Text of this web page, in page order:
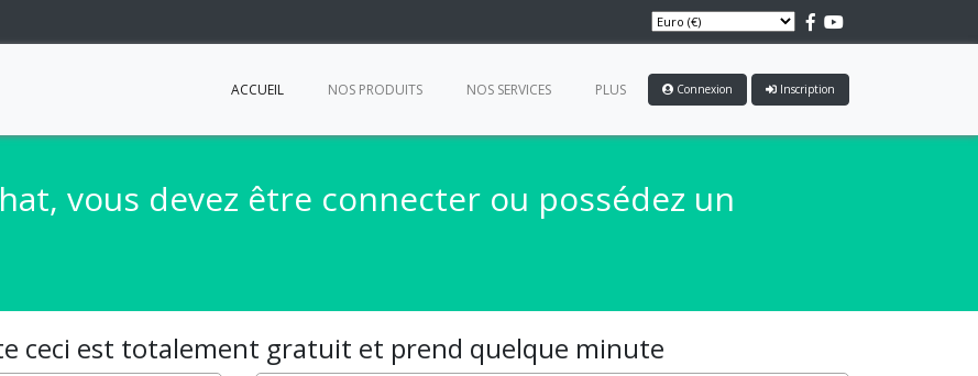
ACCUEIL NOS PRODUITS NOS SERVICES PLUS Connexion Inscription
vous devez être connecter ou possédez un
ceci est totalement gratuit et prend quelque minute